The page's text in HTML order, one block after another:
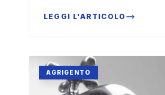
confermato la pena di 7 anni e...
LEGGI L'ARTICOLO
AGRIGENTO